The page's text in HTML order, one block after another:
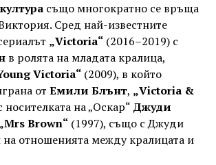
също многократно се връща
Сред най-известните
„Victoria“(2016–2019) с
в ролята на младата кралица,
Victoria“(2009), в който
от Емили Блънт, „Victoria &
на „Оскар“ Джуди
Brown“(1997), също с Джуди
на отношенията между кралицата и